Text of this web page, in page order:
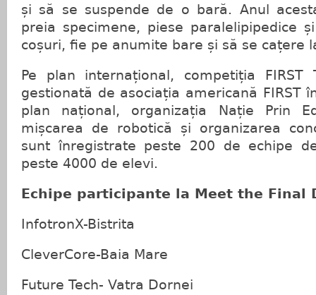
și să se suspende de o bară. Anul
preia specimene, piese paralelipipedice
coșuri, fie pe anumite bare și să se cațere
Pe plan internațional, competiția FIRST
gestionată de asociația americană FIRST
plan național, organizația Nație Prin
mișcarea de robotică și organizarea
sunt înregistrate peste 200 de echipe
peste 4000 de elevi.
Echipe participante la Meet the Final
InfotronX-Bistrita
CleverCore-Baia Mare
Future Tech- Vatra Dornei